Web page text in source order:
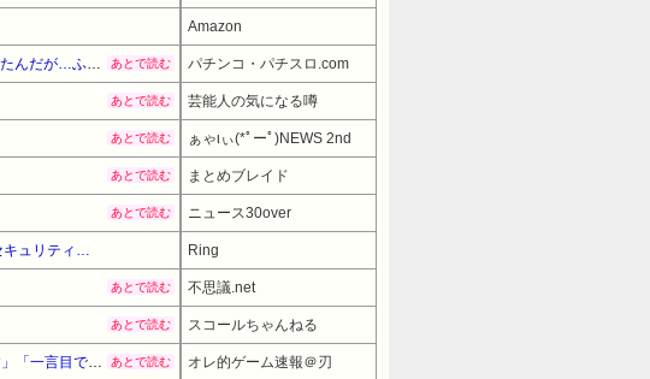
Amazon
【戦コレ6】解析サイトに2回連続5周期以上だと次は3周期以下濃厚って書いてたのに3周期超えたんだが…ふざけんな！！！ あとで読む パチンコ・パチスロ.com
あとで読む 芸能人の気になる噂
あとで読む ぁゃιぃ(*ﾟーﾟ)NEWS 2nd
あとで読む まとめブレイド
あとで読む ニュース30over
【Amazonデバイスサマーセール】【20%OFF！】 【New】Ring 防犯ドアホン プロ｜スマートセキュリティ機能搭載｜夜間でも鮮明な4K高画質ビデオ・10倍ズーム・モーション検知・サイレン｜出張設置サービスが同時購入で110円 Ring
あとで読む 不思議.net
あとで読む スコールちゃんねる
【悲報】彫り師さん、ぶちまける「タトゥー入れてるヤツ全員バカです」「すごい民度低いです」「一言目でバカだなってわかります全員」 あとで読む オレ的ゲーム速報＠刃